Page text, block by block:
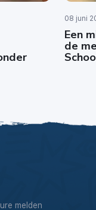
08 juni
Een
de
melden